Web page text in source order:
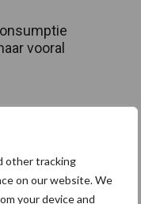
other tracking
on our website. We
your device and
vooral
mee